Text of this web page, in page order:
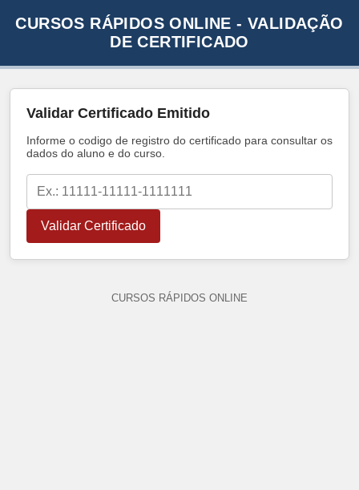
CURSOS RÁPIDOS ONLINE - VALIDAÇÃO
DE CERTIFICADO
Validar Certificado Emitido
Informe o codigo de registro do certificado para consultar os
dados do aluno e do curso.
Validar Certificado
CURSOS RÁPIDOS ONLINE